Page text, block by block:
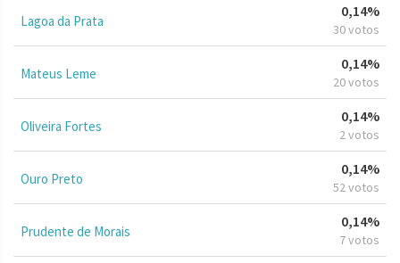
Lagoa da Prata
0,14%
30 votos
Mateus Leme
0,14%
20 votos
Oliveira Fortes
0,14%
2 votos
Ouro Preto
0,14%
52 votos
Prudente de Morais
0,14%
7 votos